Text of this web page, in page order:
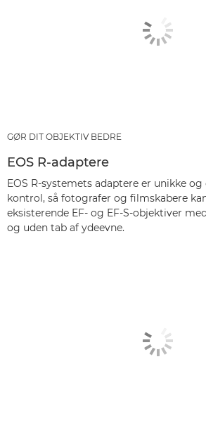
GØR DIT OBJEKTIV BEDRE
EOS R-adaptere
EOS R-systemets adaptere er unikke
kontrol, så fotografer og filmskabere
eksisterende EF- og EF-S-objektiver
og uden tab af ydeevne.